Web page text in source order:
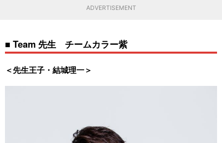
ADVERTISEMENT
■ Team 先生 チームカラー紫
＜先生王子・結城理一＞